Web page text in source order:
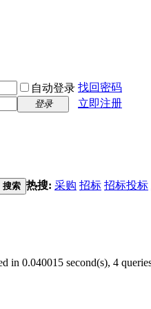
自动登录 找回密码
登录
立即注册
搜索 热搜: 采购 招标 招标投标
in 0.040015 second(s), 4